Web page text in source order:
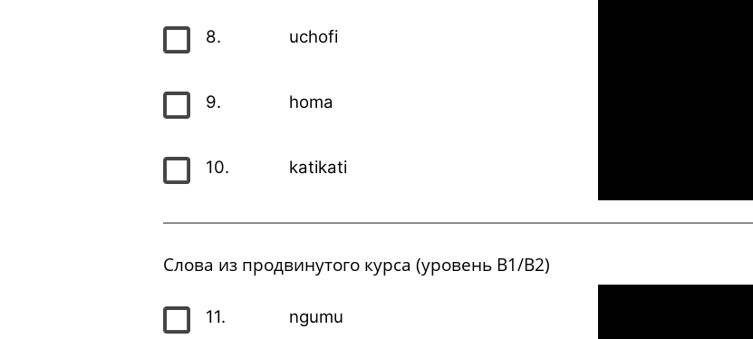
8. uchofi
9. homa
10. katikati
Слова из продвинутого курса (уровень В1/В2)
11. ngumu